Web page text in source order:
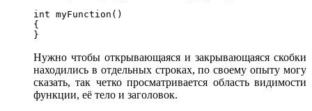
int myFunction()
{
}
Нужно чтобы открывающаяся и закрывающаяся скобки
находились в отдельных строках, по своему опыту могу
сказать, так четко просматривается область видимости
функции, её тело и заголовок.